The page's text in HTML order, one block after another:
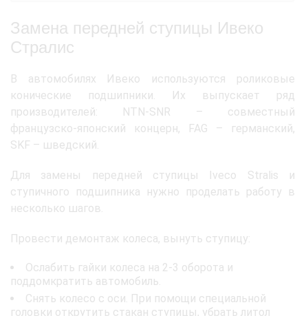
Замена передней ступицы Ивеко
Стралис
В автомобилях Ивеко используются роликовые
конические подшипники. Их выпускает ряд
производителей: NTN-SNR – совместный
французско-японский концерн, FAG – германский,
SKF – шведский.
Для замены передней ступицы Iveco Stralis и
ступичного подшипника нужно проделать работу в
несколько шагов.
Провести демонтаж колеса, вынуть ступицу:
Ослабить гайки колеса на 2-3 оборота и
поддомкратить автомобиль.
Снять колесо с оси. При помощи специальной
головки открутить стакан ступицы, убрать литол